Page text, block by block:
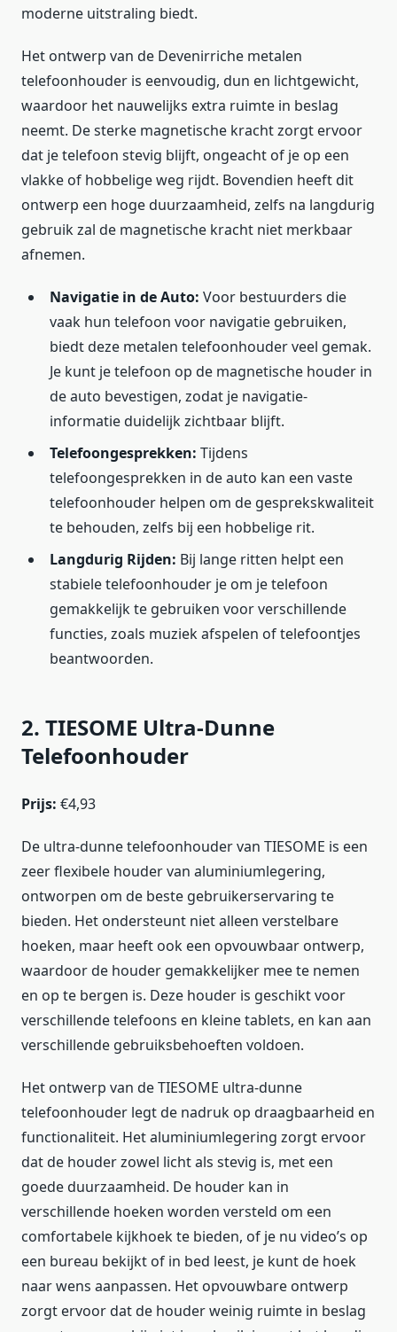
moderne uitstraling biedt.
Het ontwerp van de Devenirriche metalen
telefoonhouder is eenvoudig, dun en lichtgewicht,
waardoor het nauwelijks extra ruimte in beslag
neemt. De sterke magnetische kracht zorgt ervoor
dat je telefoon stevig blijft, ongeacht of je op een
vlakke of hobbelige weg rijdt. Bovendien heeft dit
ontwerp een hoge duurzaamheid, zelfs na langdurig
gebruik zal de magnetische kracht niet merkbaar
afnemen.
Navigatie in de Auto: Voor bestuurders die
vaak hun telefoon voor navigatie gebruiken,
biedt deze metalen telefoonhouder veel gemak.
Je kunt je telefoon op de magnetische houder in
de auto bevestigen, zodat je navigatie-
informatie duidelijk zichtbaar blijft.
Telefoongesprekken: Tijdens
telefoongesprekken in de auto kan een vaste
telefoonhouder helpen om de gesprekskwaliteit
te behouden, zelfs bij een hobbelige rit.
Langdurig Rijden: Bij lange ritten helpt een
stabiele telefoonhouder je om je telefoon
gemakkelijk te gebruiken voor verschillende
functies, zoals muziek afspelen of telefoontjes
beantwoorden.
2. TIESOME Ultra-Dunne
Telefoonhouder
Prijs: €4,93
De ultra-dunne telefoonhouder van TIESOME is een
zeer flexibele houder van aluminiumlegering,
ontworpen om de beste gebruikerservaring te
bieden. Het ondersteunt niet alleen verstelbare
hoeken, maar heeft ook een opvouwbaar ontwerp,
waardoor de houder gemakkelijker mee te nemen
en op te bergen is. Deze houder is geschikt voor
verschillende telefoons en kleine tablets, en kan aan
verschillende gebruiksbehoeften voldoen.
Het ontwerp van de TIESOME ultra-dunne
telefoonhouder legt de nadruk op draagbaarheid en
functionaliteit. Het aluminiumlegering zorgt ervoor
dat de houder zowel licht als stevig is, met een
goede duurzaamheid. De houder kan in
verschillende hoeken worden versteld om een
comfortabele kijkhoek te bieden, of je nu video’s op
een bureau bekijkt of in bed leest, je kunt de hoek
naar wens aanpassen. Het opvouwbare ontwerp
zorgt ervoor dat de houder weinig ruimte in beslag